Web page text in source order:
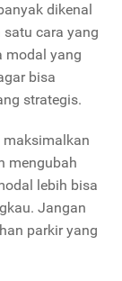
dikenal
cara yang
modal yang
bisa
strategis.
maksimalkan
mengubah
lebih bisa
Jangan
parkir yang